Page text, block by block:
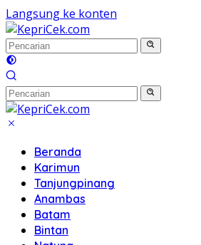
Langsung ke konten
Beranda
Karimun
Tanjungpinang
Anambas
Batam
Bintan